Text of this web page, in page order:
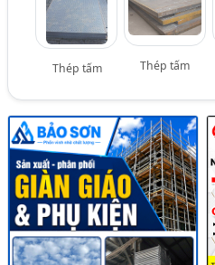
Thép tấm Thép tấm